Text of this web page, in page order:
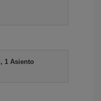
1 Asiento